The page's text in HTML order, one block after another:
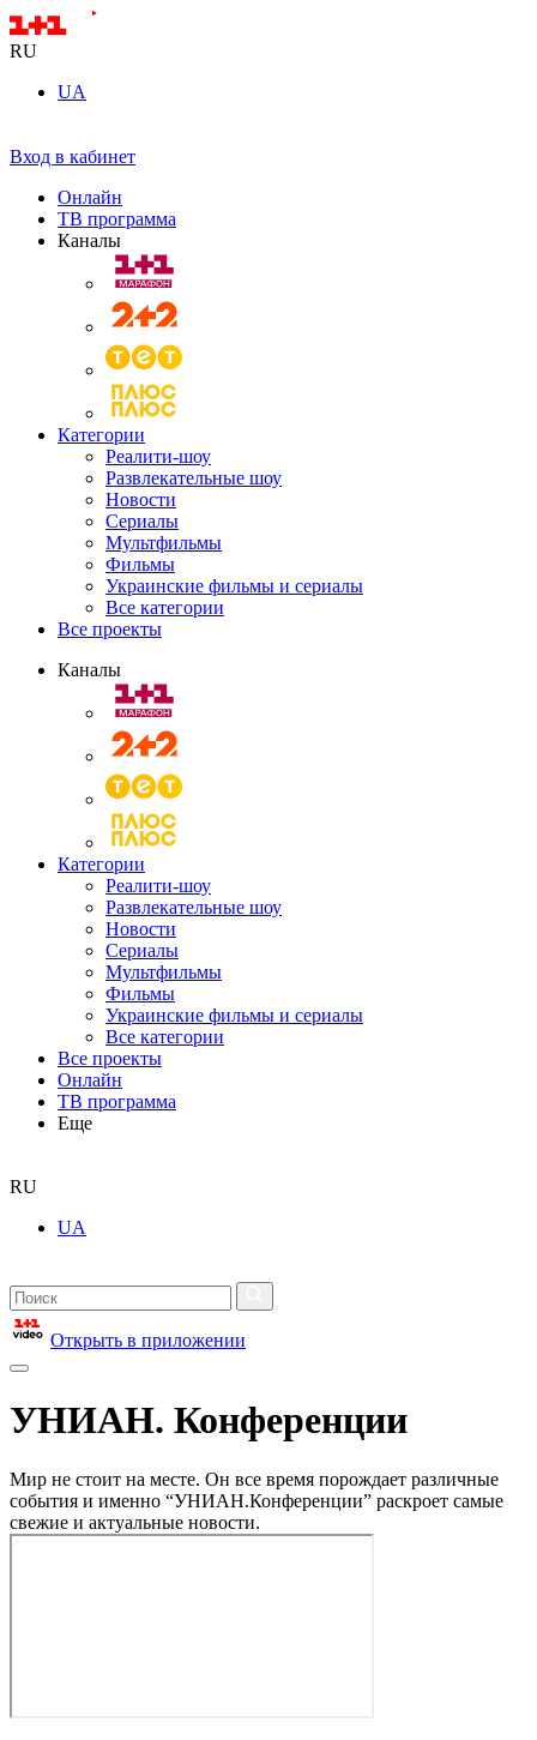
RU
UA
Вход в кабинет
Онлайн
ТВ программа
Каналы
Категории
Реалити-шоу
Развлекательные шоу
Новости
Сериалы
Мультфильмы
Фильмы
Украинские фильмы и сериалы
Все категории
Все проекты
Каналы
Категории
Реалити-шоу
Развлекательные шоу
Новости
Сериалы
Мультфильмы
Фильмы
Украинские фильмы и сериалы
Все категории
Все проекты
Онлайн
ТВ программа
Еще
RU
UA
Открыть в приложении
УНИАН. Конференции
Мир не стоит на месте. Он все время порождает различные
события и именно “УНИАН.Конференции” раскроет самые
свежие и актуальные новости.